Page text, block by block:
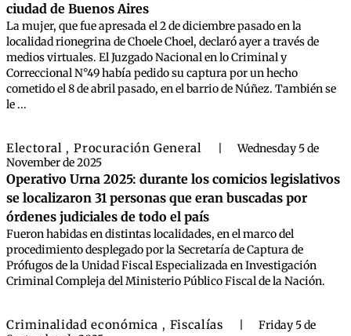
ciudad de Buenos Aires
La mujer, que fue apresada el 2 de diciembre pasado en la
localidad rionegrina de Choele Choel, declaró ayer a través de
medios virtuales. El Juzgado Nacional en lo Criminal y
Correccional N°49 había pedido su captura por un hecho
cometido el 8 de abril pasado, en el barrio de Núñez. También se
le ...
Electoral , Procuración General
Wednesday 5 de
November de 2025
Operativo Urna 2025: durante los comicios legislativos
se localizaron 31 personas que eran buscadas por
órdenes judiciales de todo el país
Fueron habidas en distintas localidades, en el marco del
procedimiento desplegado por la Secretaría de Captura de
Prófugos de la Unidad Fiscal Especializada en Investigación
Criminal Compleja del Ministerio Público Fiscal de la Nación.
Criminalidad económica , Fiscalías
Friday 5 de